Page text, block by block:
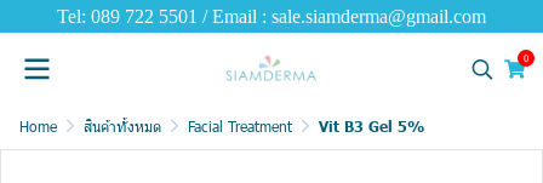
Tel: 089 722 5501 / Email : sale.siamderma@gmail.com
0
Home สินค้าทั้งหมด Facial Treatment Vit B3 Gel 5%